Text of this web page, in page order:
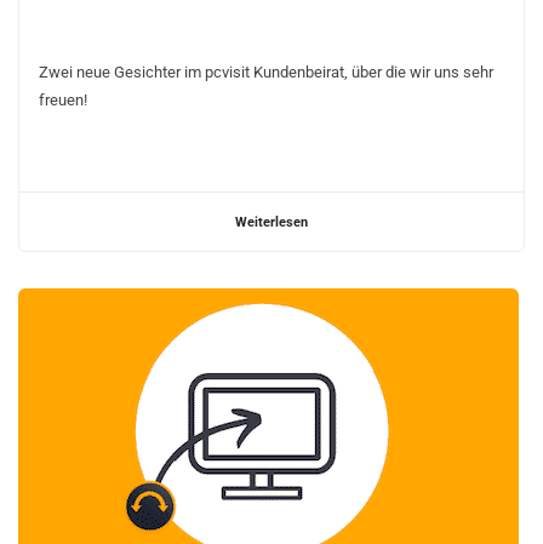
Zwei neue Gesichter im pcvisit Kundenbeirat, über die wir uns sehr
freuen!
Weiterlesen